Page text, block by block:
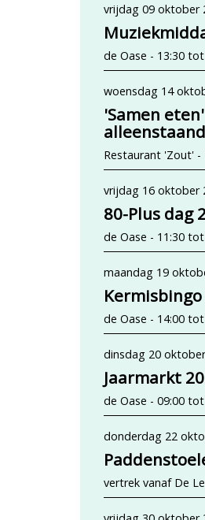
vrijdag 09 oktober
de Oase - 13:30
woensdag 14
'Samen
Restaurant 'Zout' -
vrijdag 16 oktober
80-Plus dag
de Oase - 11:30
maandag 19
de Oase - 14:00
dinsdag 20
Jaarmarkt
de Oase - 09:00
donderdag 22
vertrek vanaf De